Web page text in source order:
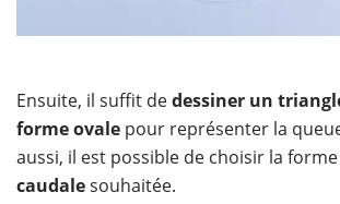
Ensuite, il suffit dedessiner un
forme ovale pour représenter la
aussi, il est possible de choisir la
caudalesouhaitée.